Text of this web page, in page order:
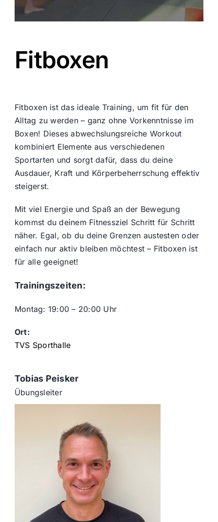
Fitboxen
Fitboxen ist das ideale Training, um fit für den
Alltag zu werden – ganz ohne Vorkenntnisse im
Boxen! Dieses abwechslungsreiche Workout
kombiniert Elemente aus verschiedenen
Sportarten und sorgt dafür, dass du deine
Ausdauer, Kraft und Körperbeherrschung effektiv
steigerst.
Mit viel Energie und Spaß an der Bewegung
kommst du deinem Fitnessziel Schritt für Schritt
näher. Egal, ob du deine Grenzen austesten oder
einfach nur aktiv bleiben möchtest – Fitboxen ist
für alle geeignet!
Trainingszeiten:
Montag: 19:00 – 20:00 Uhr
Ort:
TVS Sporthalle
Tobias Peisker
Übungsleiter